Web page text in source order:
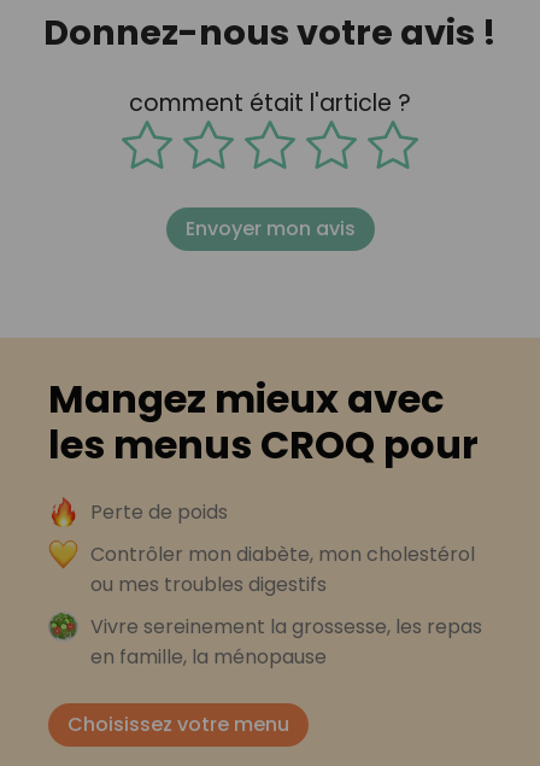
Donnez-nous votre avis !
comment était l'article ?
Envoyer mon avis
Mangez mieux avec
les menus CROQ pour
Perte de poids
Contrôler mon diabète, mon cholestérol
ou mes troubles digestifs
Vivre sereinement la grossesse, les repas
en famille, la ménopause
Choisissez votre menu